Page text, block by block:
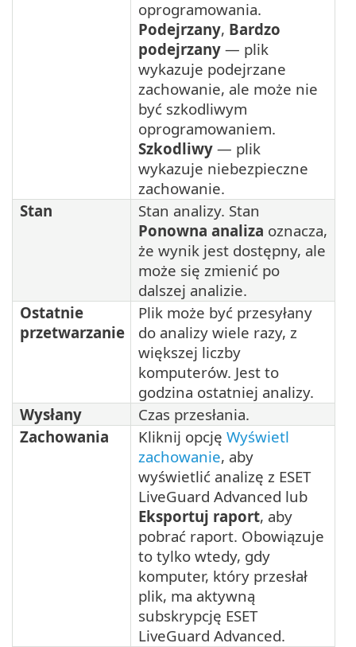
oprogramowania.
Podejrzany, Bardzo
podejrzany — plik
wykazuje podejrzane
zachowanie, ale może nie
być szkodliwym
oprogramowaniem.
Szkodliwy — plik
wykazuje niebezpieczne
zachowanie.
Stan
Stan analizy. Stan
Ponowna analiza oznacza,
że wynik jest dostępny, ale
może się zmienić po
dalszej analizie.
Ostatnie
przetwarzanie
Plik może być przesyłany
do analizy wiele razy, z
większej liczby
komputerów. Jest to
godzina ostatniej analizy.
Wysłany
Czas przesłania.
Zachowania
Kliknij opcję Wyświetl
zachowanie, aby
wyświetlić analizę z ESET
LiveGuard Advanced lub
Eksportuj raport, aby
pobrać raport. Obowiązuje
to tylko wtedy, gdy
komputer, który przesłał
plik, ma aktywną
subskrypcję ESET
LiveGuard Advanced.